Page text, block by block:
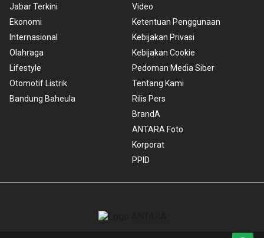
Jabar Terkini
Ekonomi
Internasional
Olahraga
Lifestyle
Otomotif Listrik
Bandung Baheula
Video
Ketentuan Penggunaan
Kebijakan Privasi
Kebijakan Cookie
Pedoman Media Siber
Tentang Kami
Rilis Pers
BrandA
ANTARA Foto
Korporat
PPID